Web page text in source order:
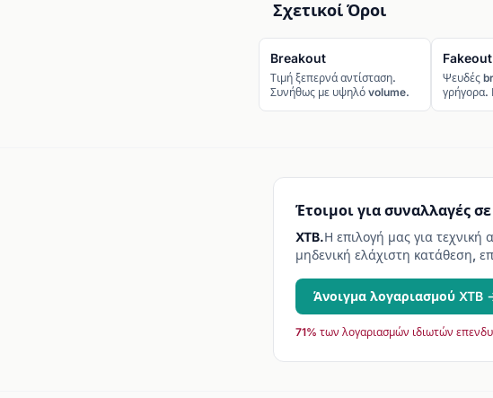
Σχετικοί Όροι
Breakout
Τιμή ξεπερνά αντίσταση.
Συνήθως με υψηλό volume.
Fakeout
Ψευδές
γρήγορα.
Έτοιμοι για συναλλαγές
XTB.Η επιλογή μας για
μηδενική ελάχιστη κατάθεση,
Άνοιγμα λογαριασμού XTB
71% των λογαριασμών ιδιωτών